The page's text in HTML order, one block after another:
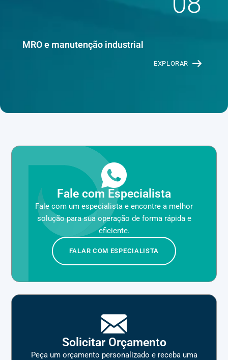
MRO e manutenção industrial
EXPLORAR
Fale com Especialista
Fale com um especialista e encontre a melhor
solução para sua operação de forma rápida e
eficiente.
FALAR COM ESPECIALISTA
Solicitar Orçamento
Peça um orçamento personalizado e receba uma